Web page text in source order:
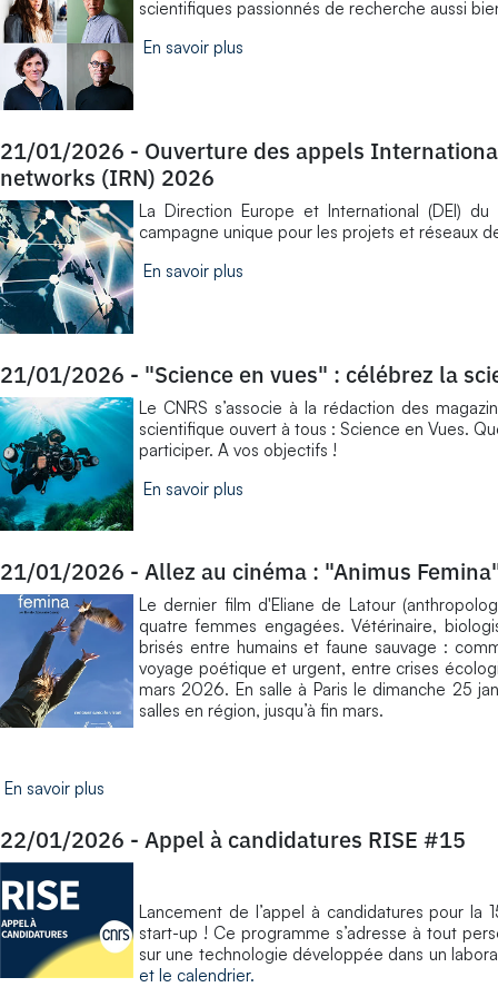
scientifiques passionnés de recherche aussi
En savoir plus
21/01/2026 - Ouverture des appels
networks (IRN) 2026
La Direction Europe et International (DEI)
campagne unique pour les projets et réseaux
En savoir plus
21/01/2026 - "Science en vues" : célébrez la
Le CNRS s’associe à la rédaction des
scientifique ouvert à tous : Science en Vues.
participer. A vos objectifs !
En savoir plus
21/01/2026 - Allez au cinéma : "Animus
Le dernier film d'Eliane de Latour
quatre femmes engagées. Vétérinaire,
brisés entre humains et faune sauvage :
voyage poétique et urgent, entre crises
mars 2026. En salle à Paris le dimanche 25
salles en région, jusqu’à fin mars.
En savoir plus
22/01/2026 - Appel à candidatures RISE #15
Lancement de l’appel à candidatures pour la
start-up ! Ce programme s’adresse à tout
sur une technologie développée dans un
et le calendrier.